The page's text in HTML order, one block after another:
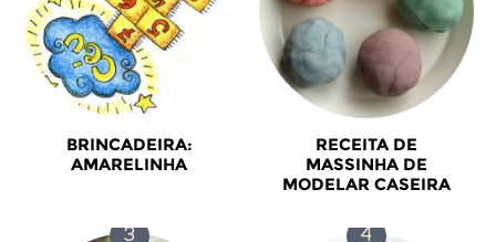
BRINCADEIRA:
AMARELINHA
RECEITA DE
MASSINHA DE
MODELAR CASEIRA